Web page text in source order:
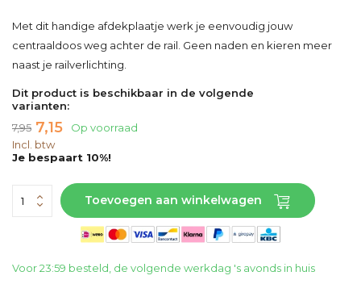
Met dit handige afdekplaatje werk je eenvoudig jouw
centraaldoos weg achter de rail. Geen naden en kieren meer
naast je railverlichting.
Dit product is beschikbaar in de volgende
varianten:
7,95 7,15
Op voorraad
Incl. btw
Je bespaart 10%!
Toevoegen aan winkelwagen
Voor 23:59 besteld, de volgende werkdag 's avonds in huis